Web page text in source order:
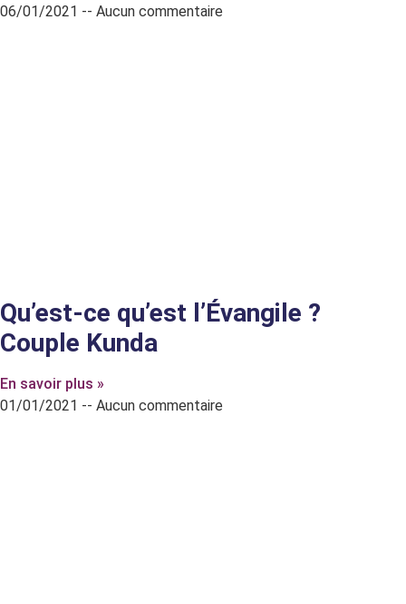
06/01/2021
Aucun commentaire
Qu’est-ce qu’est l’Évangile ?
Couple Kunda
En savoir plus »
01/01/2021
Aucun commentaire